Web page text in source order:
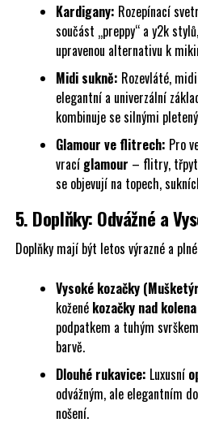
Kardigany: Rozepínací
součást „preppy“ a y2k
upravenou alternativu k
Midi sukně: Rozevláté,
elegantní a univerzální
kombinuje se silnými
Glamour ve flitrech: Pro
vrací glamour – flitry,
se objevují na topech,
5. Doplňky: Odvážné a
Doplňky mají být letos výrazné a
Vysoké kozačky
kožené kozačky nad
podpatkem a tuhým
barvě.
Dlouhé rukavice: Luxusní
odvážným, ale elegantním
nošení.